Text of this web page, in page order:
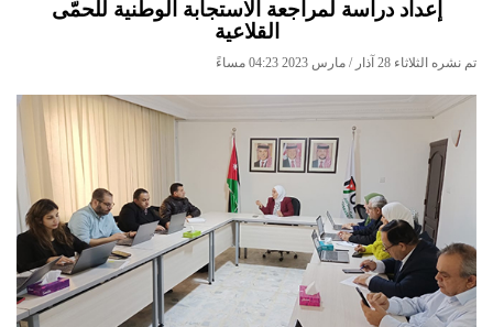
إعداد دراسة لمراجعة الاستجابة الوطنية للحمّى
القلاعية
تم نشره الثلاثاء 28 آذار / مارس 2023 04:23 مساءً